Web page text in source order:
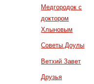
Медгородок с
доктором
Хлыновым
Советы Доулы
Ветхий Завет
Друзья